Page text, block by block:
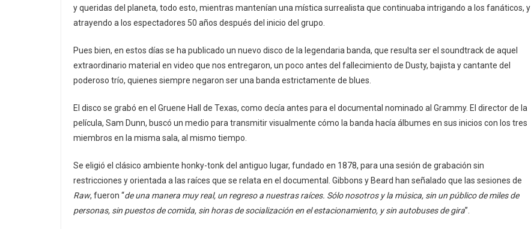
y queridas del planeta, todo esto, mientras mantenían una mística surrealista que continuaba intrigando a los fanáticos, y
atrayendo a los espectadores 50 años después del inicio del grupo.
Pues bien, en estos días se ha publicado un nuevo disco de la legendaria banda, que resulta ser el soundtrack de aquel
extraordinario material en video que nos entregaron, un poco antes del fallecimiento de Dusty, bajista y cantante del
poderoso trío, quienes siempre negaron ser una banda estrictamente de blues.
El disco se grabó en el Gruene Hall de Texas, como decía antes para el documental nominado al Grammy. El director de la
película, Sam Dunn, buscó un medio para transmitir visualmente cómo la banda hacía álbumes en sus inicios con los tres
miembros en la misma sala, al mismo tiempo.
Se eligió el clásico ambiente honky-tonk del antiguo lugar, fundado en 1878, para una sesión de grabación sin
restricciones y orientada a las raíces que se relata en el documental. Gibbons y Beard han señalado que las sesiones de
Raw, fueron “de una manera muy real, un regreso a nuestras raíces. Sólo nosotros y la música, sin un público de miles de
personas, sin puestos de comida, sin horas de socialización en el estacionamiento, y sin autobuses de gira”.